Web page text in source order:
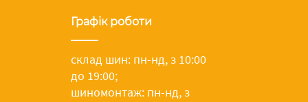
Графік роботи
склад шин: пн-нд, з 10:00
до 19:00;
шиномонтаж: пн-нд, з